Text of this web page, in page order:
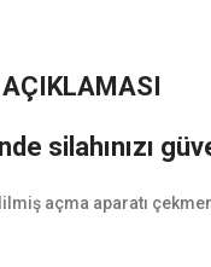
silahınızı
açma aparatı